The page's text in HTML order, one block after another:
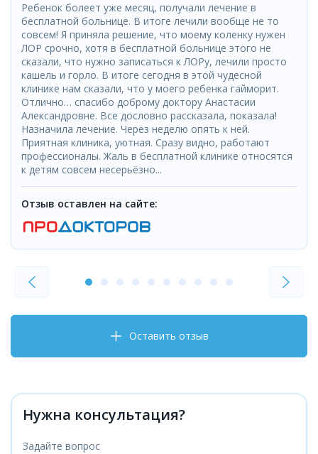
Ребенок болеет уже месяц, получали лечение в
бесплатной больнице. В итоге лечили вообще не то
совсем! Я приняла решение, что моему коленку нужен
ЛОР срочно, хотя в бесплатной больнице этого не
сказали, что нужно записаться к ЛОРу, лечили просто
кашель и горло. В итоге сегодня в этой чудесной
клинике нам сказали, что у моего ребенка гайморит.
Отлично… спасибо доброму доктору Анастасии
Александровне. Все дословно рассказала, показала!
Назначила лечение. Через неделю опять к ней.
Приятная клиника, уютная. Сразу видно, работают
профессионалы. Жаль в бесплатной клинике относятся
к детям совсем несерьёзно...
Отзыв оставлен на сайте:
Оставить отзыв
Нужна консультация?
Задайте вопрос